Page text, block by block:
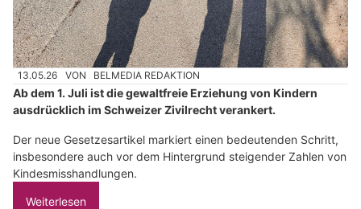
13.05.26 VON BELMEDIA REDAKTION
Ab dem 1. Juli ist die gewaltfreie Erziehung von Kindern
ausdrücklich im Schweizer Zivilrecht verankert.
Der neue Gesetzesartikel markiert einen bedeutenden Schritt,
insbesondere auch vor dem Hintergrund steigender Zahlen von
Kindesmisshandlungen.
Weiterlesen